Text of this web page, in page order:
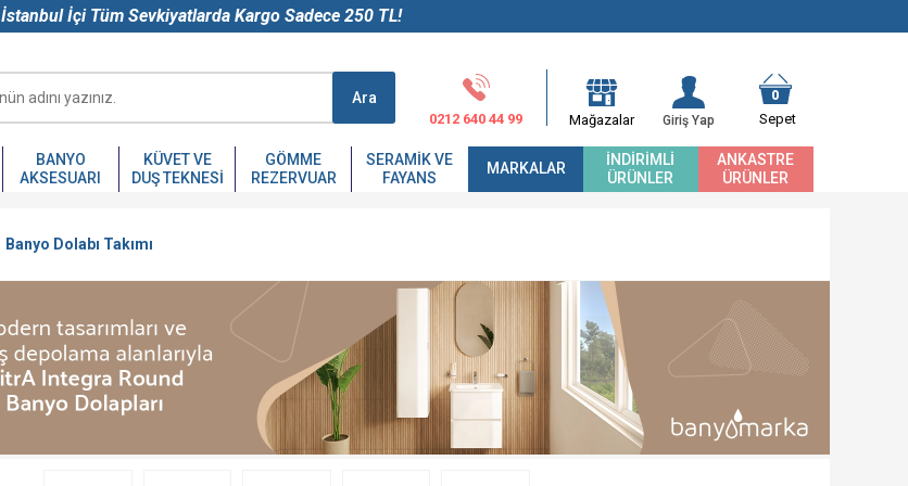
İstanbul İçi Tüm Sevkiyatlarda Kargo Sadece 250 TL!
Ara
0212 640 44 99 Mağazalar Giriş Yap
0
Sepet
BANYO
AKSESUARI
KÜVET VE
DUŞ TEKNESI
GÖMME
REZERVUAR
SERAMIK VE
FAYANS
MARKALAR
İNDIRIMLI
ÜRÜNLER
ANKASTRE
ÜRÜNLER
Banyo Dolabı Takımı